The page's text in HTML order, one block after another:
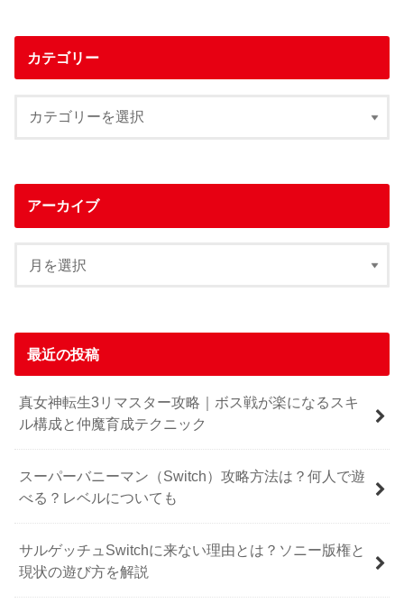
カテゴリー
アーカイブ
最近の投稿
真女神転生3リマスター攻略｜ボス戦が楽になるスキ
ル構成と仲魔育成テクニック
スーパーバニーマン（Switch）攻略方法は？何人で遊
べる？レベルについても
サルゲッチュSwitchに来ない理由とは？ソニー版権と
現状の遊び方を解説